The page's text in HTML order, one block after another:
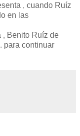
, cuando Ruíz
en las
, Benito Ruíz de
para continuar